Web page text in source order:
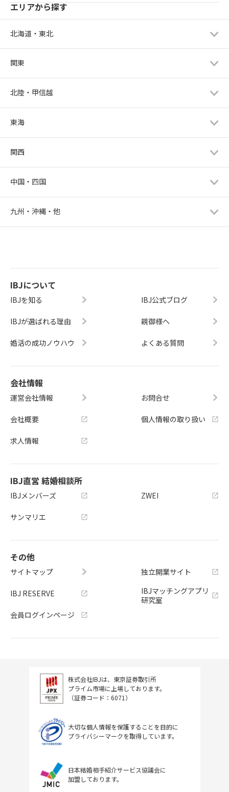
エリアから探す
北海道・東北
関東
北陸・甲信越
東海
関西
中国・四国
九州・沖縄・他
IBJについて
IBJを知る
IBJが選ばれる理由
婚活の成功ノウハウ
IBJ公式ブログ
親御様へ
よくある質問
会社情報
運営会社情報
会社概要
求人情報
お問合せ
個人情報の取り扱い
IBJ直営 結婚相談所
IBJメンバーズ
サンマリエ
ZWEI
その他
サイトマップ
IBJ RESERVE
会員ログインページ
独立開業サイト
IBJマッチングアプリ
研究室
株式会社IBJは、東京証券取引所
プライム市場に上場しております。
（証券コード：6071）
大切な個人情報を保護することを目的に
プライバシーマークを取得しています。
日本結婚相手紹介サービス協議会に
加盟しております。